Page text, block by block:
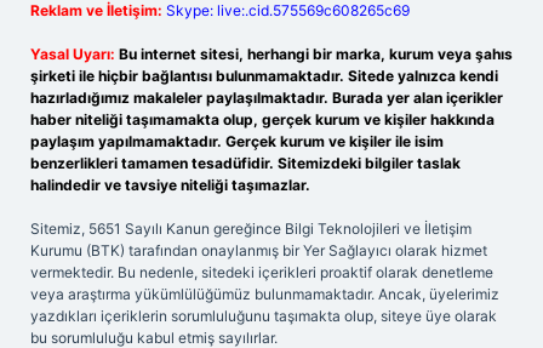
Reklam ve İletişim: Skype: live:.cid.575569c608265c69
Yasal Uyarı: Bu internet sitesi, herhangi bir marka, kurum veya şahıs
şirketi ile hiçbir bağlantısı bulunmamaktadır. Sitede yalnızca kendi
hazırladığımız makaleler paylaşılmaktadır. Burada yer alan içerikler
haber niteliği taşımamakta olup, gerçek kurum ve kişiler hakkında
paylaşım yapılmamaktadır. Gerçek kurum ve kişiler ile isim
benzerlikleri tamamen tesadüfidir. Sitemizdeki bilgiler taslak
halindedir ve tavsiye niteliği taşımazlar.
Sitemiz, 5651 Sayılı Kanun gereğince Bilgi Teknolojileri ve İletişim
Kurumu (BTK) tarafından onaylanmış bir Yer Sağlayıcı olarak hizmet
vermektedir. Bu nedenle, sitedeki içerikleri proaktif olarak denetleme
veya araştırma yükümlülüğümüz bulunmamaktadır. Ancak, üyelerimiz
yazdıkları içeriklerin sorumluluğunu taşımakta olup, siteye üye olarak
bu sorumluluğu kabul etmiş sayılırlar.